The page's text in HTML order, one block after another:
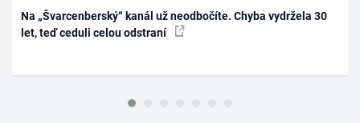
Na „Švarcenberský“ kanál už neodbočíte. Chyba vydržela 30
let, teď ceduli celou odstraní